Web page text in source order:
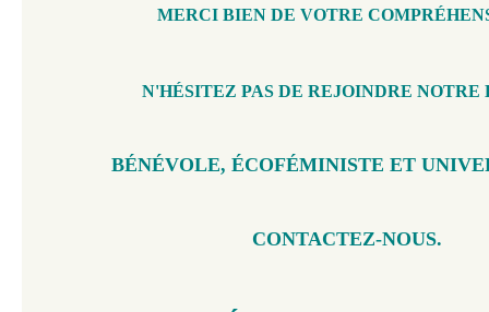
MERCI BIEN DE VOTRE
N'HÉSITEZ PAS DE REJOINDRE NOTRE
BÉNÉVOLE, ÉCOFÉMINISTE ET
CONTACTEZ-NOUS.